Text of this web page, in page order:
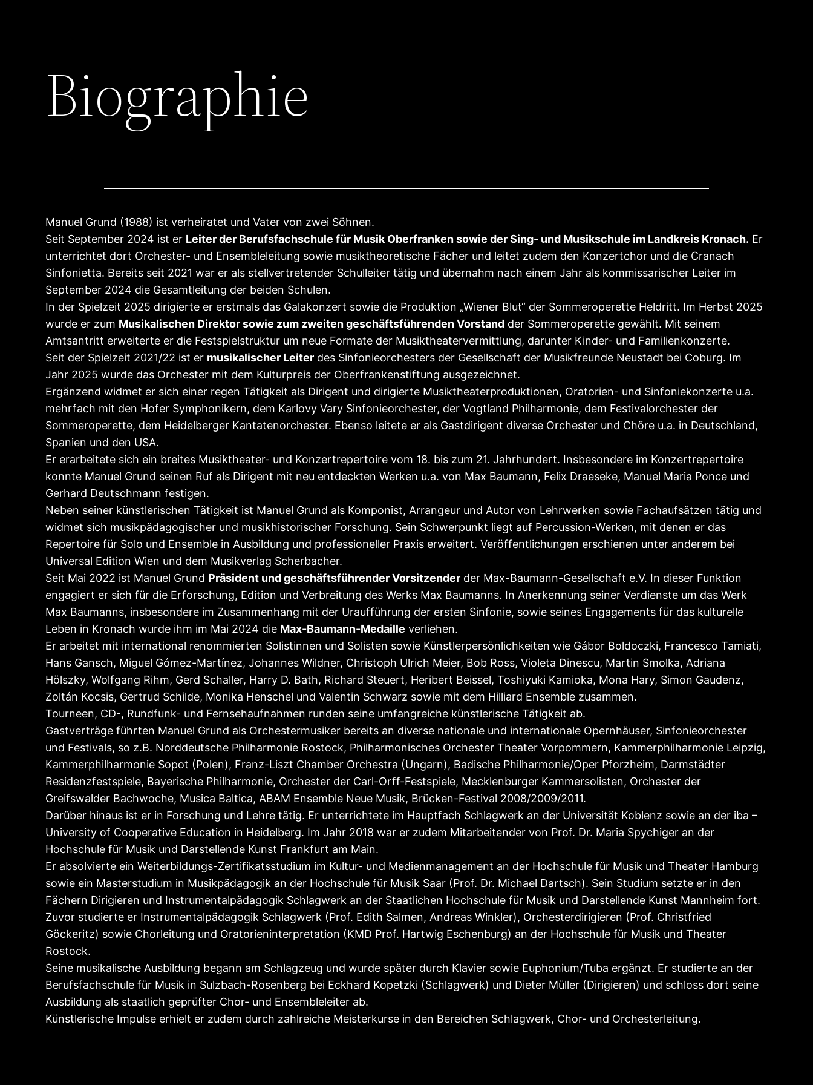
Biographie
Manuel Grund (1988) ist verheiratet und Vater von zwei Söhnen.
Seit September 2024 ist er Leiter der Berufsfachschule für Musik Oberfranken sowie der Sing- und Musikschule im Landkreis Kronach. Er
unterrichtet dort Orchester- und Ensembleleitung sowie musiktheoretische Fächer und leitet zudem den Konzertchor und die Cranach
Sinfonietta. Bereits seit 2021 war er als stellvertretender Schulleiter tätig und übernahm nach einem Jahr als kommissarischer Leiter im
September 2024 die Gesamtleitung der beiden Schulen.
In der Spielzeit 2025 dirigierte er erstmals das Galakonzert sowie die Produktion „Wiener Blut“ der Sommeroperette Heldritt. Im Herbst 2025
wurde er zum Musikalischen Direktor sowie zum zweiten geschäftsführenden Vorstand der Sommeroperette gewählt. Mit seinem
Amtsantritt erweiterte er die Festspielstruktur um neue Formate der Musiktheatervermittlung, darunter Kinder- und Familienkonzerte.
Seit der Spielzeit 2021/22 ist er musikalischer Leiter des Sinfonieorchesters der Gesellschaft der Musikfreunde Neustadt bei Coburg. Im
Jahr 2025 wurde das Orchester mit dem Kulturpreis der Oberfrankenstiftung ausgezeichnet.
Ergänzend widmet er sich einer regen Tätigkeit als Dirigent und dirigierte Musiktheaterproduktionen, Oratorien- und Sinfoniekonzerte u.a.
mehrfach mit den Hofer Symphonikern, dem Karlovy Vary Sinfonieorchester, der Vogtland Philharmonie, dem Festivalorchester der
Sommeroperette, dem Heidelberger Kantatenorchester. Ebenso leitete er als Gastdirigent diverse Orchester und Chöre u.a. in Deutschland,
Spanien und den USA.
Er erarbeitete sich ein breites Musiktheater- und Konzertrepertoire vom 18. bis zum 21. Jahrhundert. Insbesondere im Konzertrepertoire
konnte Manuel Grund seinen Ruf als Dirigent mit neu entdeckten Werken u.a. von Max Baumann, Felix Draeseke, Manuel Maria Ponce und
Gerhard Deutschmann festigen.
Neben seiner künstlerischen Tätigkeit ist Manuel Grund als Komponist, Arrangeur und Autor von Lehrwerken sowie Fachaufsätzen tätig und
widmet sich musikpädagogischer und musikhistorischer Forschung. Sein Schwerpunkt liegt auf Percussion-Werken, mit denen er das
Repertoire für Solo und Ensemble in Ausbildung und professioneller Praxis erweitert. Veröffentlichungen erschienen unter anderem bei
Universal Edition Wien und dem Musikverlag Scherbacher.
Seit Mai 2022 ist Manuel Grund Präsident und geschäftsführender Vorsitzender der Max-Baumann-Gesellschaft e.V. In dieser Funktion
engagiert er sich für die Erforschung, Edition und Verbreitung des Werks Max Baumanns. In Anerkennung seiner Verdienste um das Werk
Max Baumanns, insbesondere im Zusammenhang mit der Uraufführung der ersten Sinfonie, sowie seines Engagements für das kulturelle
Leben in Kronach wurde ihm im Mai 2024 die Max-Baumann-Medaille verliehen.
Er arbeitet mit international renommierten Solistinnen und Solisten sowie Künstlerpersönlichkeiten wie Gábor Boldoczki, Francesco Tamiati,
Hans Gansch, Miguel Gómez-Martínez, Johannes Wildner, Christoph Ulrich Meier, Bob Ross, Violeta Dinescu, Martin Smolka, Adriana
Hölszky, Wolfgang Rihm, Gerd Schaller, Harry D. Bath, Richard Steuert, Heribert Beissel, Toshiyuki Kamioka, Mona Hary, Simon Gaudenz,
Zoltán Kocsis, Gertrud Schilde, Monika Henschel und Valentin Schwarz sowie mit dem Hilliard Ensemble zusammen.
Tourneen, CD-, Rundfunk- und Fernsehaufnahmen runden seine umfangreiche künstlerische Tätigkeit ab.
Gastverträge führten Manuel Grund als Orchestermusiker bereits an diverse nationale und internationale Opernhäuser, Sinfonieorchester
und Festivals, so z.B. Norddeutsche Philharmonie Rostock, Philharmonisches Orchester Theater Vorpommern, Kammerphilharmonie Leipzig,
Kammerphilharmonie Sopot (Polen), Franz-Liszt Chamber Orchestra (Ungarn), Badische Philharmonie/Oper Pforzheim, Darmstädter
Residenzfestspiele, Bayerische Philharmonie, Orchester der Carl-Orff-Festspiele, Mecklenburger Kammersolisten, Orchester der
Greifswalder Bachwoche, Musica Baltica, ABAM Ensemble Neue Musik, Brücken-Festival 2008/2009/2011.
Darüber hinaus ist er in Forschung und Lehre tätig. Er unterrichtete im Hauptfach Schlagwerk an der Universität Koblenz sowie an der iba –
University of Cooperative Education in Heidelberg. Im Jahr 2018 war er zudem Mitarbeitender von Prof. Dr. Maria Spychiger an der
Hochschule für Musik und Darstellende Kunst Frankfurt am Main.
Er absolvierte ein Weiterbildungs-Zertifikatsstudium im Kultur- und Medienmanagement an der Hochschule für Musik und Theater Hamburg
sowie ein Masterstudium in Musikpädagogik an der Hochschule für Musik Saar (Prof. Dr. Michael Dartsch). Sein Studium setzte er in den
Fächern Dirigieren und Instrumentalpädagogik Schlagwerk an der Staatlichen Hochschule für Musik und Darstellende Kunst Mannheim fort.
Zuvor studierte er Instrumentalpädagogik Schlagwerk (Prof. Edith Salmen, Andreas Winkler), Orchesterdirigieren (Prof. Christfried
Göckeritz) sowie Chorleitung und Oratorieninterpretation (KMD Prof. Hartwig Eschenburg) an der Hochschule für Musik und Theater
Rostock.
Seine musikalische Ausbildung begann am Schlagzeug und wurde später durch Klavier sowie Euphonium/Tuba ergänzt. Er studierte an der
Berufsfachschule für Musik in Sulzbach-Rosenberg bei Eckhard Kopetzki (Schlagwerk) und Dieter Müller (Dirigieren) und schloss dort seine
Ausbildung als staatlich geprüfter Chor- und Ensembleleiter ab.
Künstlerische Impulse erhielt er zudem durch zahlreiche Meisterkurse in den Bereichen Schlagwerk, Chor- und Orchesterleitung.